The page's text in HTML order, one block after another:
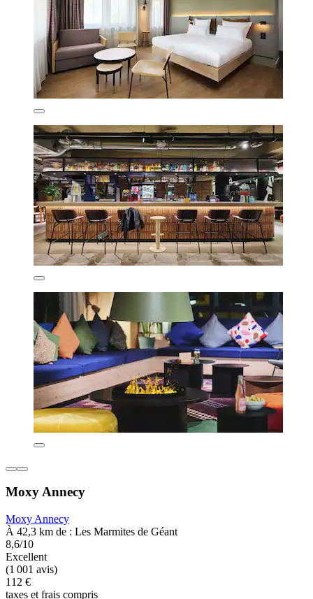
Moxy Annecy
Moxy Annecy
À 42,3 km de : Les Marmites de Géant
8,6/10
Excellent
(1 001 avis)
112 €
taxes et frais compris